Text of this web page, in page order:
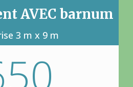
AVEC barnum
3 m x 9 m